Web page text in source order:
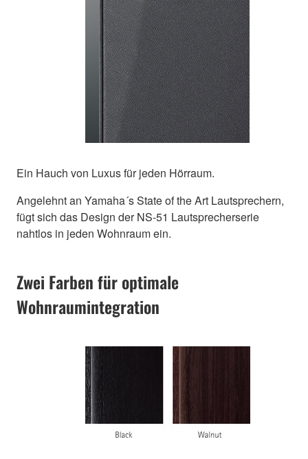
Ein Hauch von Luxus für jeden Hörraum.
Angelehnt an Yamaha´s State of the Art Lautsprechern,
fügt sich das Design der NS-51 Lautsprecherserie
nahtlos in jeden Wohnraum ein.
Zwei Farben für optimale
Wohnraumintegration